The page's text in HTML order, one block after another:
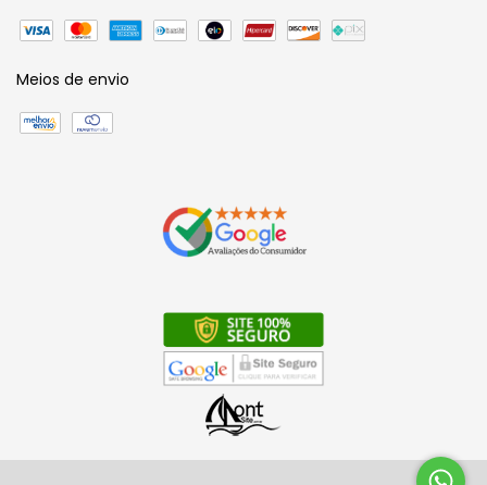
Meios de envio